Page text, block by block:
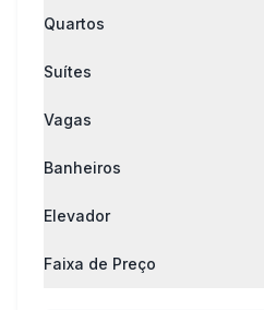
Quartos
Suítes
Vagas
Banheiros
Elevador
Faixa de Preço